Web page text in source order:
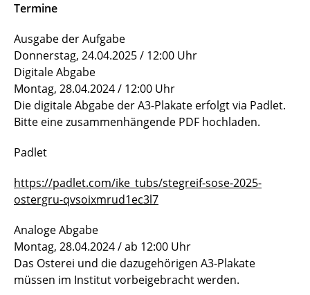
Termine
Ausgabe der Aufgabe
Donnerstag, 24.04.2025 / 12:00 Uhr
Digitale Abgabe
Montag, 28.04.2024 / 12:00 Uhr
Die digitale Abgabe der A3-Plakate erfolgt via Padlet.
Bitte eine zusammenhängende PDF hochladen.
Padlet
https://padlet.com/ike_tubs/stegreif-sose-2025-
ostergru-qvsoixmrud1ec3l7
Analoge Abgabe
Montag, 28.04.2024 / ab 12:00 Uhr
Das Osterei und die dazugehörigen A3-Plakate
müssen im Institut vorbeigebracht werden.